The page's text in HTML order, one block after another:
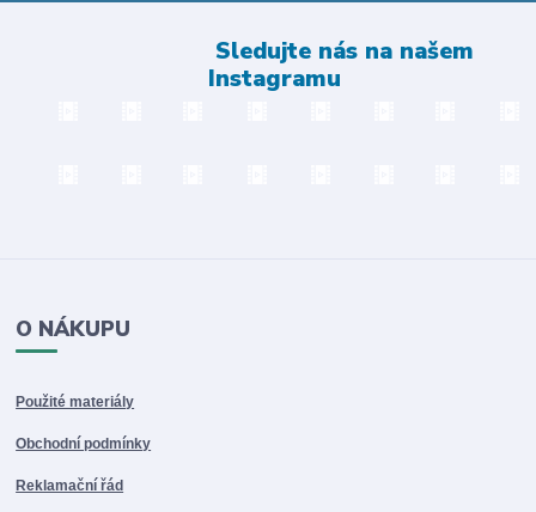
Sledujte nás na našem
Instagramu
O NÁKUPU
Použité materiály
Obchodní podmínky
Reklamační řád